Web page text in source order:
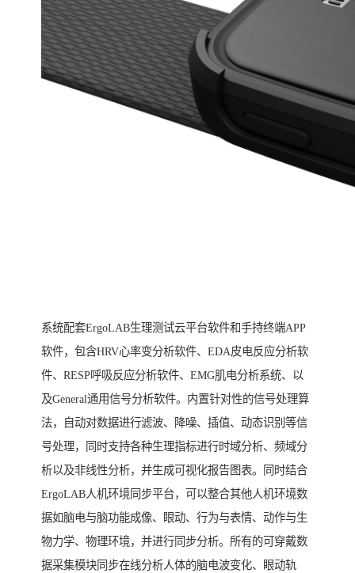
系统配套ErgoLAB生理测试云平台软件和手持终端APP
软件，包含HRV心率变分析软件、EDA皮电反应分析软
件、RESP呼吸反应分析软件、EMG肌电分析系统、以
及General通用信号分析软件。内置针对性的信号处理算
法，自动对数据进行滤波、降噪、插值、动态识别等信
号处理，同时支持各种生理指标进行时域分析、频域分
析以及非线性分析，并生成可视化报告图表。同时结合
ErgoLAB人机环境同步平台，可以整合其他人机环境数
据如脑电与脑功能成像、眼动、行为与表情、动作与生
物力学、物理环境，并进行同步分析。所有的可穿戴数
据采集模块同步在线分析人体的脑电波变化、眼动轨